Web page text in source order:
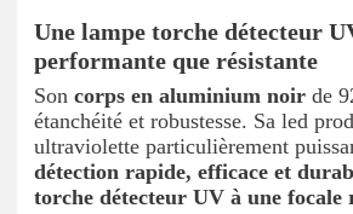
Une lampe torche détecteur
performante que résistante
Son corps en aluminium noir de
étanchéité et robustesse. Sa led
ultraviolette particulièrement
détection rapide, efficace et
torche détecteur UV à une focale